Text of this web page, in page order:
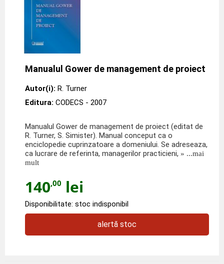
Manualul Gower de management de proiect
Autor(i): R. Turner
Editura: CODECS - 2007
Manualul Gower de management de proiect (editat de
R. Turner, S. Simister). Manual conceput ca o
enciclopedie cuprinzatoare a domeniului. Se adreseaza,
ca lucrare de referinta, managerilor practicieni, » ...mai
mult
140,00 lei
Disponibilitate: stoc indisponibil
alertă stoc